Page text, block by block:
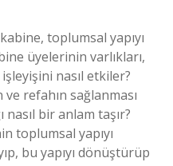
toplumsal yapıyı
üyelerinin varlıkları,
nasıl etkiler?
refahın sağlanması
bir anlam taşır?
toplumsal yapıyı
bu yapıyı dönüştürüp